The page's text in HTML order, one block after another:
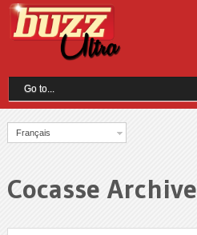
Français
Cocasse Archive